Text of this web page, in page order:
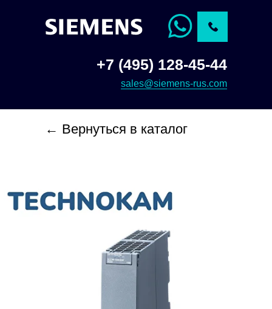
+7 (495) 128-45-44
sales@siemens-rus.com
← Вернуться в каталог